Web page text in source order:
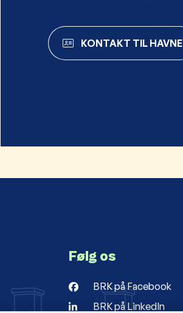
KONTAKT TIL HAVNE
Følg os
BRK på Facebook
BRK på LinkedIn